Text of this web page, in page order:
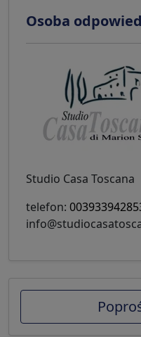
Osoba
Studio Casa Toscana
telefon: